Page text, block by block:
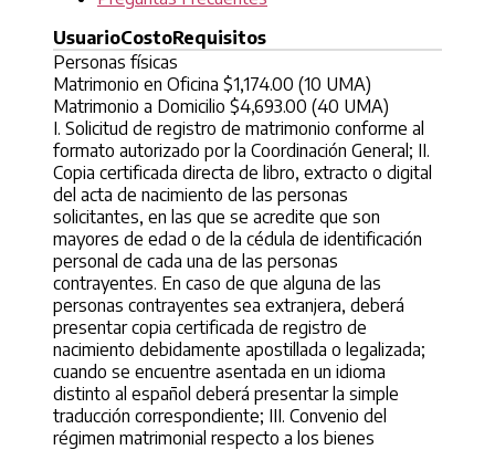
UsuarioCostoRequisitos
Personas físicas
Matrimonio en Oficina $1,174.00 (10 UMA)
Matrimonio a Domicilio $4,693.00 (40 UMA)
I. Solicitud de registro de matrimonio conforme al
formato autorizado por la Coordinación General; II.
Copia certificada directa de libro, extracto o digital
del acta de nacimiento de las personas
solicitantes, en las que se acredite que son
mayores de edad o de la cédula de identificación
personal de cada una de las personas
contrayentes. En caso de que alguna de las
personas contrayentes sea extranjera, deberá
presentar copia certificada de registro de
nacimiento debidamente apostillada o legalizada;
cuando se encuentre asentada en un idioma
distinto al español deberá presentar la simple
traducción correspondiente; III. Convenio del
régimen matrimonial respecto a los bienes